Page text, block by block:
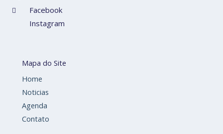
Facebook
Instagram
Mapa do Site
Home
Noticias
Agenda
Contato